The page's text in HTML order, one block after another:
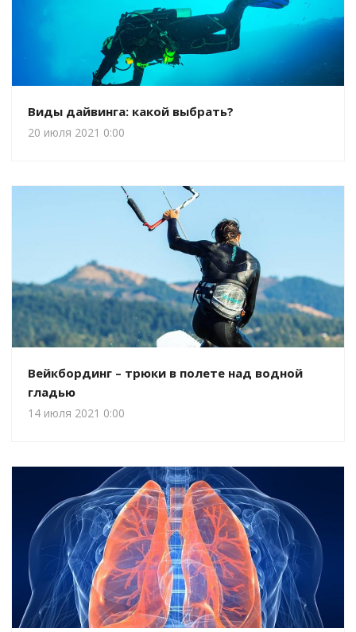
Виды дайвинга: какой выбрать?
20 июля 2021 0:00
Вейкбординг – трюки в полете над водной
гладью
14 июля 2021 0:00